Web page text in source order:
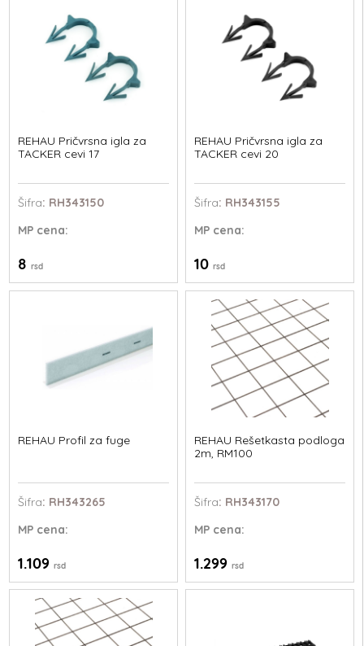
REHAU Pričvrsna igla za
TACKER cevi 17
Šifra: RH343150
MP cena:
8rsd
REHAU Pričvrsna igla za
TACKER cevi 20
Šifra: RH343155
MPcena:
10 rsd
REHAU Profil za fuge
Šifra: RH343265
MP cena:
1.109rsd
REHAU Rešetkasta podloga
2m, RM100
Šifra: RH343170
MPcena:
1.299 rsd